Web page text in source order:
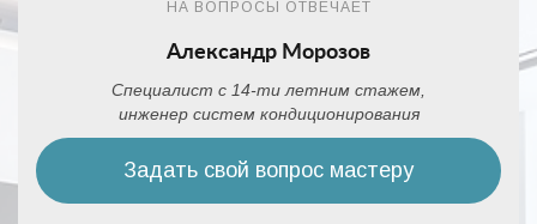
НА ВОПРОСЫ ОТВЕЧАЕТ
Александр Морозов
Специалист с 14-ти летним стажем,
инженер систем кондиционирования
Задать свой вопрос мастеру